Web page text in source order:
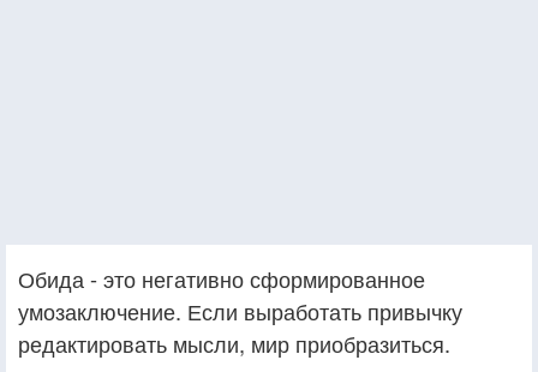
Обида - это негативно сформированное
умозаключение. Если выработать привычку
редактировать мысли, мир приобразиться.